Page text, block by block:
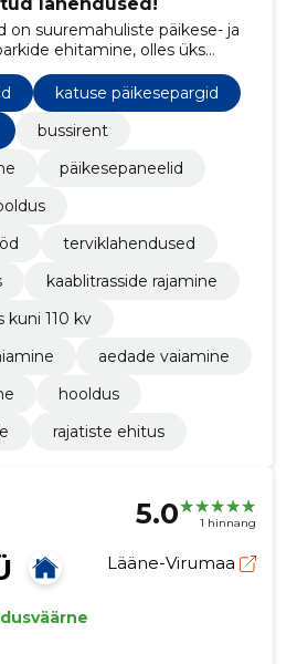
on suuremahuliste päikese- ja
ehitamine, olles üks
valdkonnas.
katuse päikesepargid
bussirent
päikesepaneelid
terviklahendused
kaablitrasside rajamine
kuni 110 kv
aedade vaiamine
hooldus
rajatiste ehitus
5.0 1 hinnang
Lääne-Virumaa